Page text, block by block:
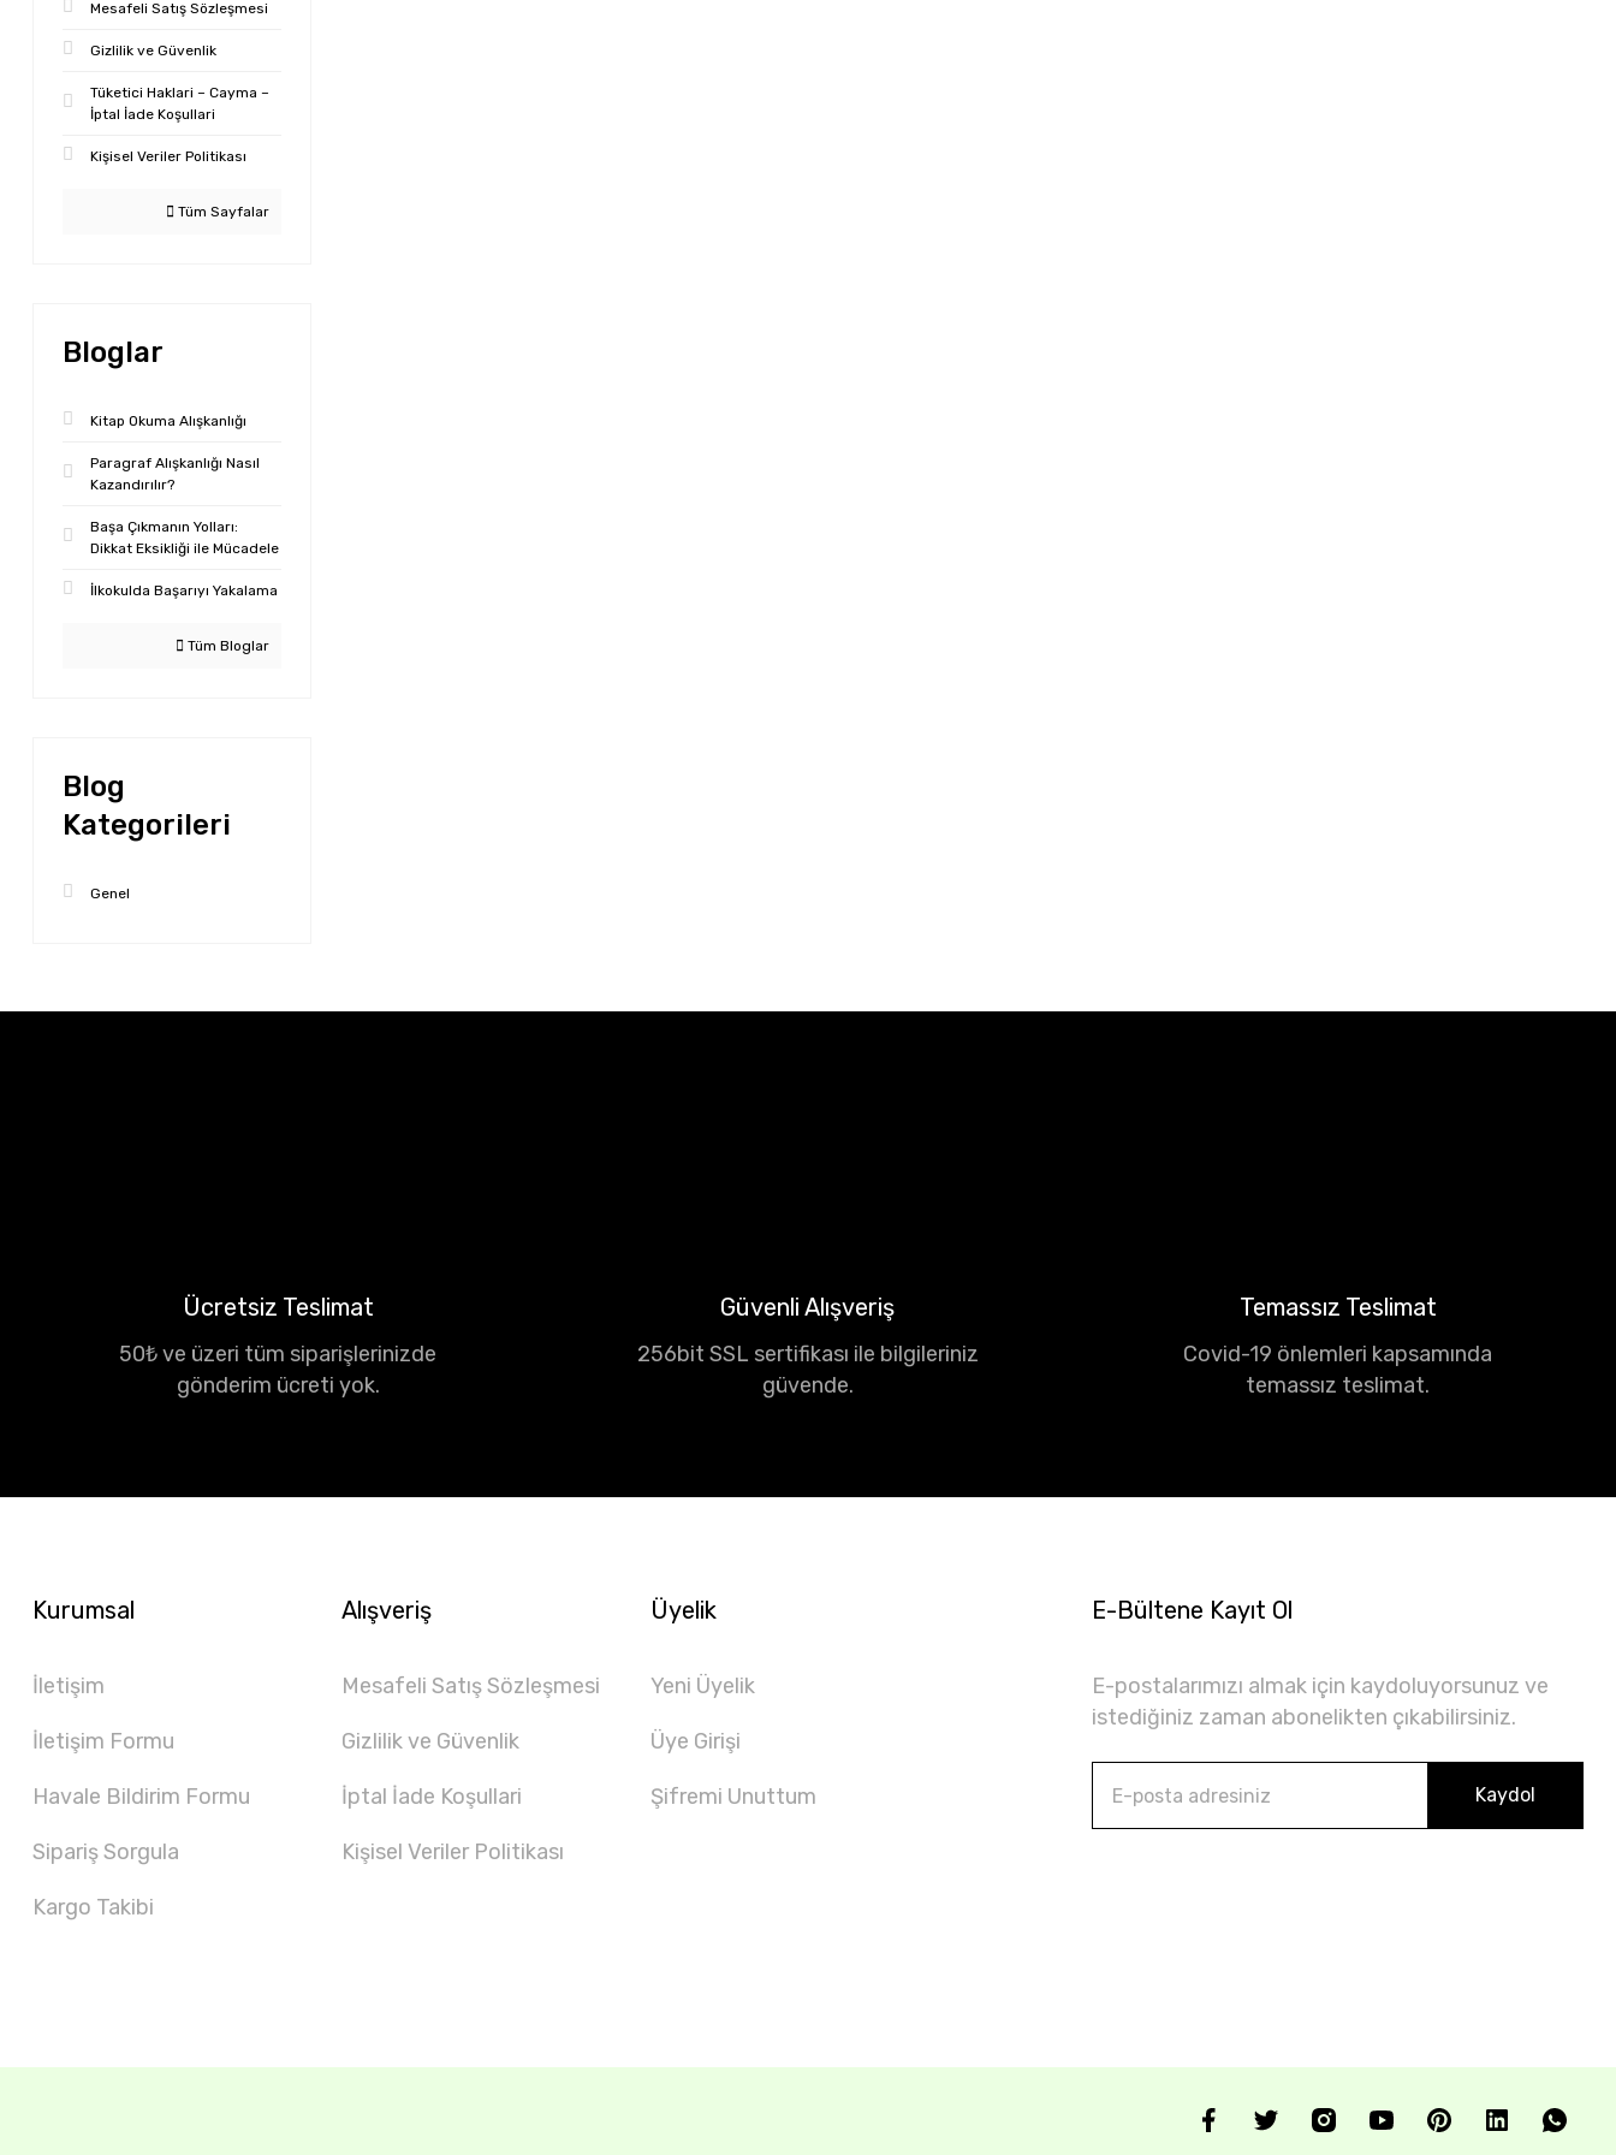
Mesafeli Satış Sözleşmesi
Gizlilik ve Güvenlik
Tüketici Haklari – Cayma –
İptal İade Koşullari
Kişisel Veriler Politikası
Tüm Sayfalar
Bloglar
Kitap Okuma Alışkanlığı
Paragraf Alışkanlığı Nasıl
Kazandırılır?
Başa Çıkmanın Yolları:
Dikkat Eksikliği ile Mücadele
İlkokulda Başarıyı Yakalama
Tüm Bloglar
Blog
Kategorileri
Genel
Ücretsiz Teslimat
50₺ ve üzeri tüm siparişlerinizde
gönderim ücreti yok.
Güvenli Alışveriş
256bit SSL sertifikası ile bilgileriniz
güvende.
Temassız Teslimat
Covid-19 önlemleri kapsamında
temassız teslimat.
Kurumsal
İletişim
İletişim Formu
Havale Bildirim Formu
Sipariş Sorgula
Kargo Takibi
Alışveriş
Mesafeli Satış Sözleşmesi
Gizlilik ve Güvenlik
İptal İade Koşullari
Kişisel Veriler Politikası
Üyelik
Yeni Üyelik
Üye Girişi
Şifremi Unuttum
E-Bültene Kayıt Ol
E-postalarımızı almak için kaydoluyorsunuz ve
istediğiniz zaman abonelikten çıkabilirsiniz.
Kaydol